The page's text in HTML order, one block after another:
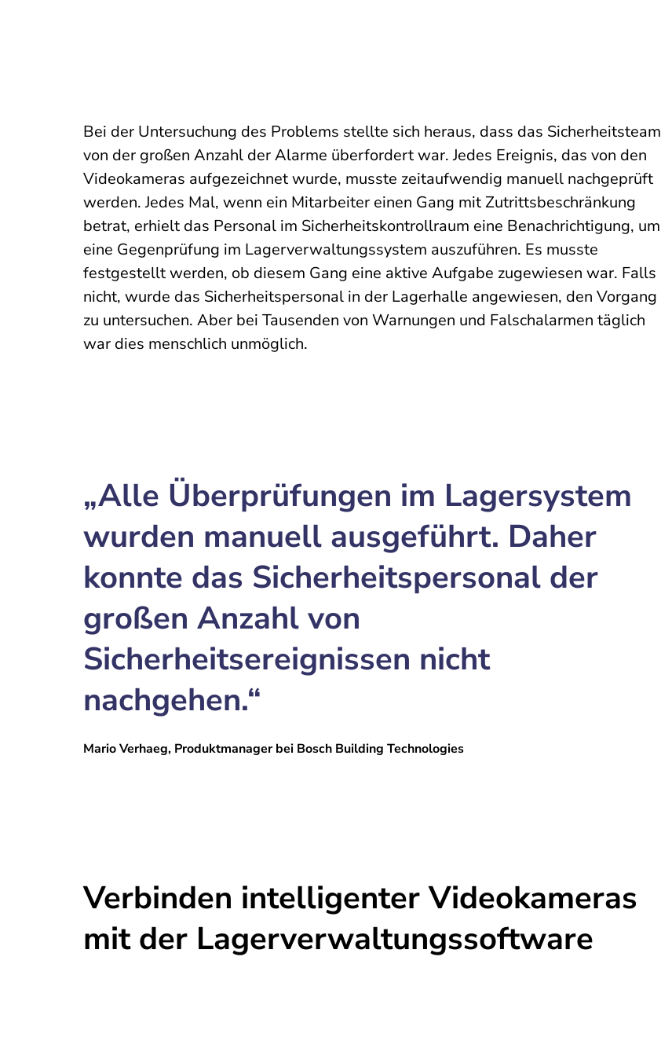
Bei der Untersuchung des Problems stellte sich heraus, dass das Sicherheitsteam
von der großen Anzahl der Alarme überfordert war. Jedes Ereignis, das von den
Videokameras aufgezeichnet wurde, musste zeitaufwendig manuell nachgeprüft
werden. Jedes Mal, wenn ein Mitarbeiter einen Gang mit Zutrittsbeschränkung
betrat, erhielt das Personal im Sicherheitskontrollraum eine Benachrichtigung, um
eine Gegenprüfung im Lagerverwaltungssystem auszuführen. Es musste
festgestellt werden, ob diesem Gang eine aktive Aufgabe zugewiesen war. Falls
nicht, wurde das Sicherheitspersonal in der Lagerhalle angewiesen, den Vorgang
zu untersuchen. Aber bei Tausenden von Warnungen und Falschalarmen täglich
war dies menschlich unmöglich.
„Alle Überprüfungen im Lagersystem
wurden manuell ausgeführt. Daher
konnte das Sicherheitspersonal der
großen Anzahl von
Sicherheitsereignissen nicht
nachgehen.“
Mario Verhaeg, Produktmanager bei Bosch Building Technologies
Verbinden intelligenter Videokameras
mit der Lagerverwaltungssoftware